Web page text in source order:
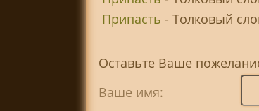
Припасть - Толковый
Оставьте Ваше
Ваше имя: